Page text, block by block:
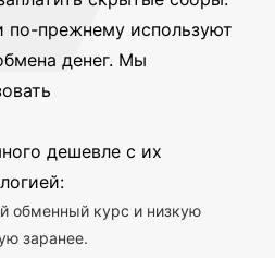
по-прежнему используют
денег. Мы
дешевле с их
обменный курс и низкую
заранее.